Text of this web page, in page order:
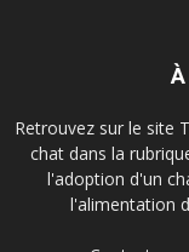
À
Retrouvez sur le site
chat dans la
l'adoption d'un
l'alimentation